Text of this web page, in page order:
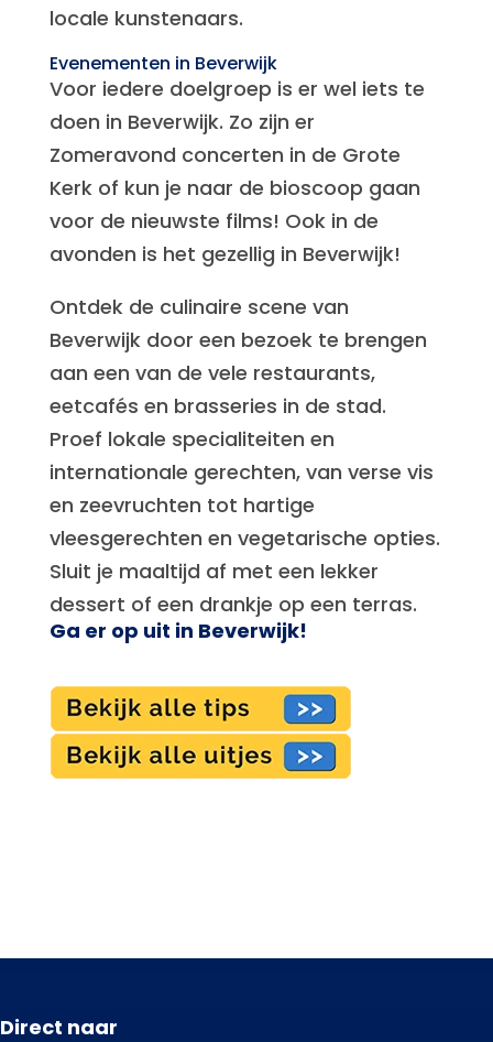
locale kunstenaars.
Evenementen in Beverwijk
Voor iedere doelgroep is er wel iets te
doen in Beverwijk. Zo zijn er
Zomeravond concerten in de Grote
Kerk of kun je naar de bioscoop gaan
voor de nieuwste films! Ook in de
avonden is het gezellig in Beverwijk!
Ontdek de culinaire scene van
Beverwijk door een bezoek te brengen
aan een van de vele restaurants,
eetcafés en brasseries in de stad.
Proef lokale specialiteiten en
internationale gerechten, van verse vis
en zeevruchten tot hartige
vleesgerechten en vegetarische opties.
Sluit je maaltijd af met een lekker
dessert of een drankje op een terras.
Ga er op uit in Beverwijk!
Direct naar